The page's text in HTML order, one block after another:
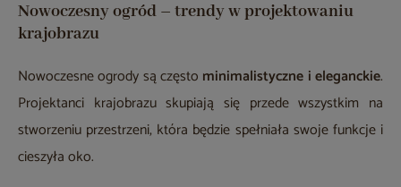
Nowoczesny ogród – trendy w projektowaniu
krajobrazu
Nowoczesne ogrody są często minimalistyczne i eleganckie.
Projektanci krajobrazu skupiają się przede wszystkim na
stworzeniu przestrzeni, która będzie spełniała swoje funkcje i
cieszyła oko.